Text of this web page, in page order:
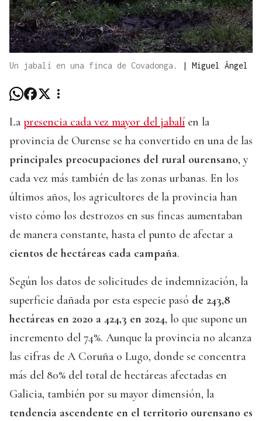
Un jabalí en una finca de Covadonga. | Miguel Ángel
La presencia cada vez mayor del jabalí en la
provincia de Ourense se ha convertido en una de las
principales preocupaciones del rural ourensano, y
cada vez más también de las zonas urbanas. En los
últimos años, los agricultores de la provincia han
visto cómo los destrozos en sus fincas aumentaban
de manera constante, hasta el punto de afectar a
cientos de hectáreas cada campaña.
Según los datos de solicitudes de indemnización, la
superficie dañada por esta especie pasó de 243,8
hectáreas en 2020 a 424,3 en 2024, lo que supone un
incremento del 74%. Aunque la provincia no alcanza
las cifras de A Coruña o Lugo, donde se concentra
más del 80% del total de hectáreas afectadas en
Galicia, también por su mayor dimensión, la
tendencia ascendente en el territorio ourensano es